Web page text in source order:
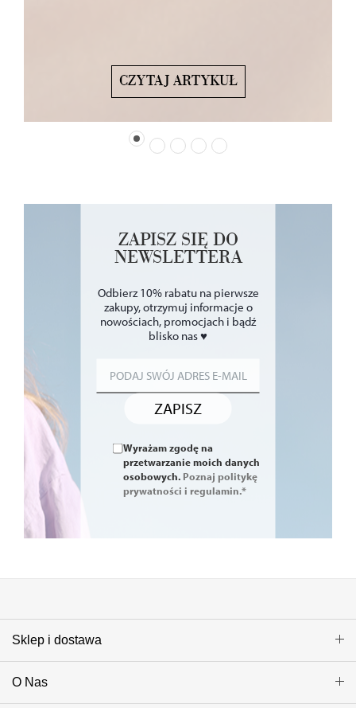
CZYTAJ ARTYKUŁ
ZAPISZ SIĘ DO
NEWSLETTERA
Odbierz 10% rabatu na pierwsze
zakupy, otrzymuj informacje o
nowościach, promocjach i bądź
blisko nas ♥
ZAPISZ
Wyrażam zgodę na
przetwarzanie moich danych
osobowych. Poznaj politykę
prywatności i regulamin.*
Sklep i dostawa
O Nas